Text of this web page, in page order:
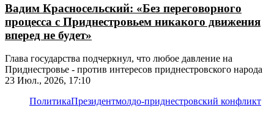
Вадим Красносельский: «Без переговорного
процесса с Приднестровьем никакого движения
вперед не будет»
Глава государства подчеркнул, что любое давление на
Приднестровье - против интересов приднестровского народа
23 Июл., 2026, 17:10
ПолитикаПрезидентмолдо-приднестровский конфликт